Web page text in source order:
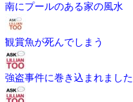
南にプールのある家の風水
観賞魚が死んでしまう
強盗事件に巻き込まれました